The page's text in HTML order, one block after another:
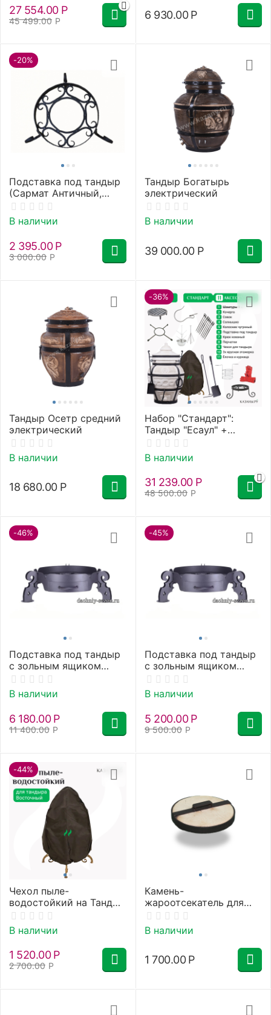
45 499.00 Р
27 554.00 Р 6 930.00 Р
-20%
Подставка под тандыр
(Сармат Античный,
Дастархан, Скиф)
В наличии
3 000.00 Р
2 395.00 Р
Тандыр Богатырь
электрический
В наличии
39 000.00 Р
Тандыр Осетр средний
электрический
В наличии
18 680.00 Р
-36%
Набор "Стандарт":
Тандыр "Есаул" +
аксессуары
В наличии
48 500.00 Р
31 239.00 Р
-46%
Подставка под тандыр
с зольным ящиком
39см (Кочевник,
Охотник, Есаул,
Аполлон, Сармат
большой, Атаман)
В наличии
11 400.00 Р
6 180.00 Р
-45%
Подставка под тандыр
с зольным ящиком
33см (Донской, Ахмат)
В наличии
9 500.00 Р
5 200.00 Р
-44%
Чехол пыле-
водостойкий на Тандыр
Сармат Восточный
В наличии
2 700.00 Р
1 520.00 Р
Камень-
жароотсекатель для
тандыра 32 см
В наличии
1 700.00 Р